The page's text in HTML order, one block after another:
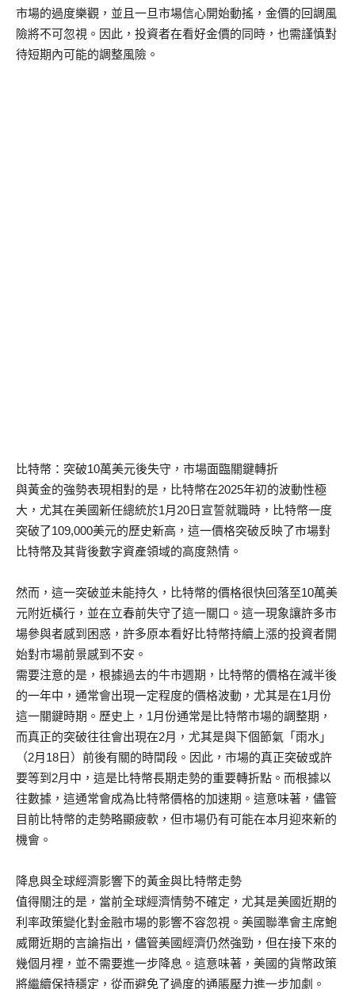
市場的過度樂觀，並且一旦市場信心開始動搖，金價的回調風
險將不可忽視。因此，投資者在看好金價的同時，也需謹慎對
待短期內可能的調整風險。
比特幣：突破10萬美元後失守，市場面臨關鍵轉折
與黃金的強勢表現相對的是，比特幣在2025年初的波動性極
大，尤其在美國新任總統於1月20日宣誓就職時，比特幣一度
突破了109,000美元的歷史新高，這一價格突破反映了市場對
比特幣及其背後數字資產領域的高度熱情。
然而，這一突破並未能持久，比特幣的價格很快回落至10萬美
元附近橫行，並在立春前失守了這一關口。這一現象讓許多市
場參與者感到困惑，許多原本看好比特幣持續上漲的投資者開
始對市場前景感到不安。
需要注意的是，根據過去的牛市週期，比特幣的價格在減半後
的一年中，通常會出現一定程度的價格波動，尤其是在1月份
這一關鍵時期。歷史上，1月份通常是比特幣市場的調整期，
而真正的突破往往會出現在2月，尤其是與下個節氣「雨水」
（2月18日）前後有關的時間段。因此，市場的真正突破或許
要等到2月中，這是比特幣長期走勢的重要轉折點。而根據以
往數據，這通常會成為比特幣價格的加速期。這意味著，儘管
目前比特幣的走勢略顯疲軟，但市場仍有可能在本月迎來新的
機會。
降息與全球經濟影響下的黃金與比特幣走勢
值得關注的是，當前全球經濟情勢不確定，尤其是美國近期的
利率政策變化對金融市場的影響不容忽視。美國聯準會主席鮑
威爾近期的言論指出，儘管美國經濟仍然強勁，但在接下來的
幾個月裡，並不需要進一步降息。這意味著，美國的貨幣政策
將繼續保持穩定，從而避免了過度的通脹壓力進一步加劇。